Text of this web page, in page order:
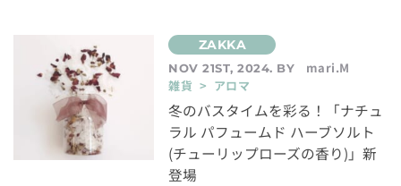
NOV 21ST, 2024. BY
mari.M
雑貨 > アロマ
冬のバスタイムを彩る！「ナチュ
ラル パフュームド ハーブソルト
(チューリップローズの香り)」新
登場